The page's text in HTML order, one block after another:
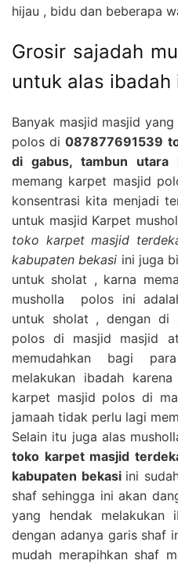
hijau , bidu dan beberapa
Grosir sajadah
untuk alas ibadah
Banyak masjid masjid
polos di087877691539
di gabus, tambun utara
memang karpet masjid
konsentrasi kita menjadi
untuk masjid Karpet
toko karpet masjid
kabupaten bekasi ini juga
untuk sholat , karna
musholla polos ini
untuk sholat , dengan di
polos di masjid masjid
memudahkan bagi
melakukan ibadah
karpet masjid polos di
jamaah tidak perlu lagi
Selain itu juga alas
toko karpet masjid
kabupaten bekasi ini
shaf sehingga ini akan
yang hendak
dengan adanya garis shaf
mudah merapihkan shaf